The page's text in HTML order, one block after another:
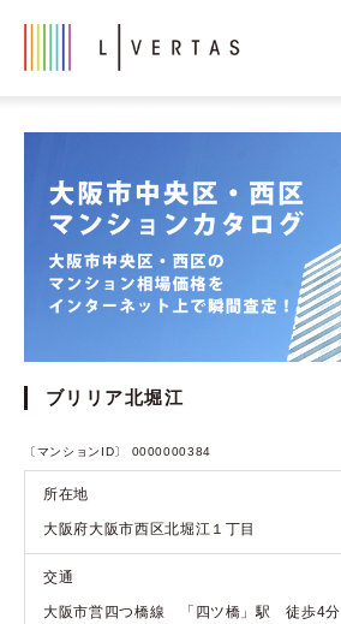
ブリリア北堀江
〔マンションID〕 0000000384
所在地
大阪府大阪市西区北堀江１丁目
交通
大阪市営四つ橋線 「四ツ橋」駅 徒歩4分